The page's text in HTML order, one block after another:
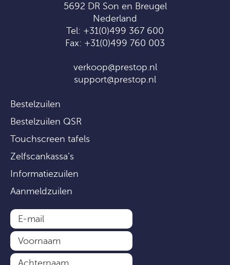
5692 DR Son en Breugel
Nederland
Tel: +31(0)499 367 600
Fax: +31(0)499 760 003
verkoop@prestop.nl
support@prestop.nl
Bestelzuilen
Bestelzuilen QSR
Touchscreen tafels
Zelfscankassa’s
Informatiezuilen
Aanmeldzuilen